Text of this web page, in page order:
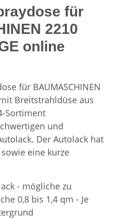
für
2210
online
für BAUMASCHINEN
Breitstrahldüse aus
Sortiment
und
Der Autolack hat
eine kurze
- mögliche zu
0,8 bis 1,4 qm - Je